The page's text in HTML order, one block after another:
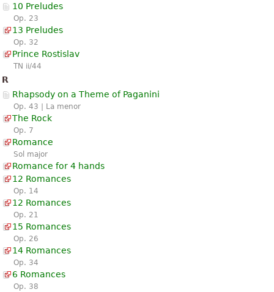
10 Preludes
Op. 23
13 Preludes
Op. 32
Prince Rostislav
TN ii/44
R
Rhapsody on a Theme of Paganini
Op. 43 | La menor
The Rock
Op. 7
Romance
Sol major
Romance for 4 hands
12 Romances
Op. 14
12 Romances
Op. 21
15 Romances
Op. 26
14 Romances
Op. 34
6 Romances
Op. 38